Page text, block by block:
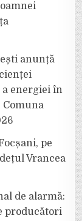
anunță
energiei în
pe
Vrancea
de alarmă:
producători